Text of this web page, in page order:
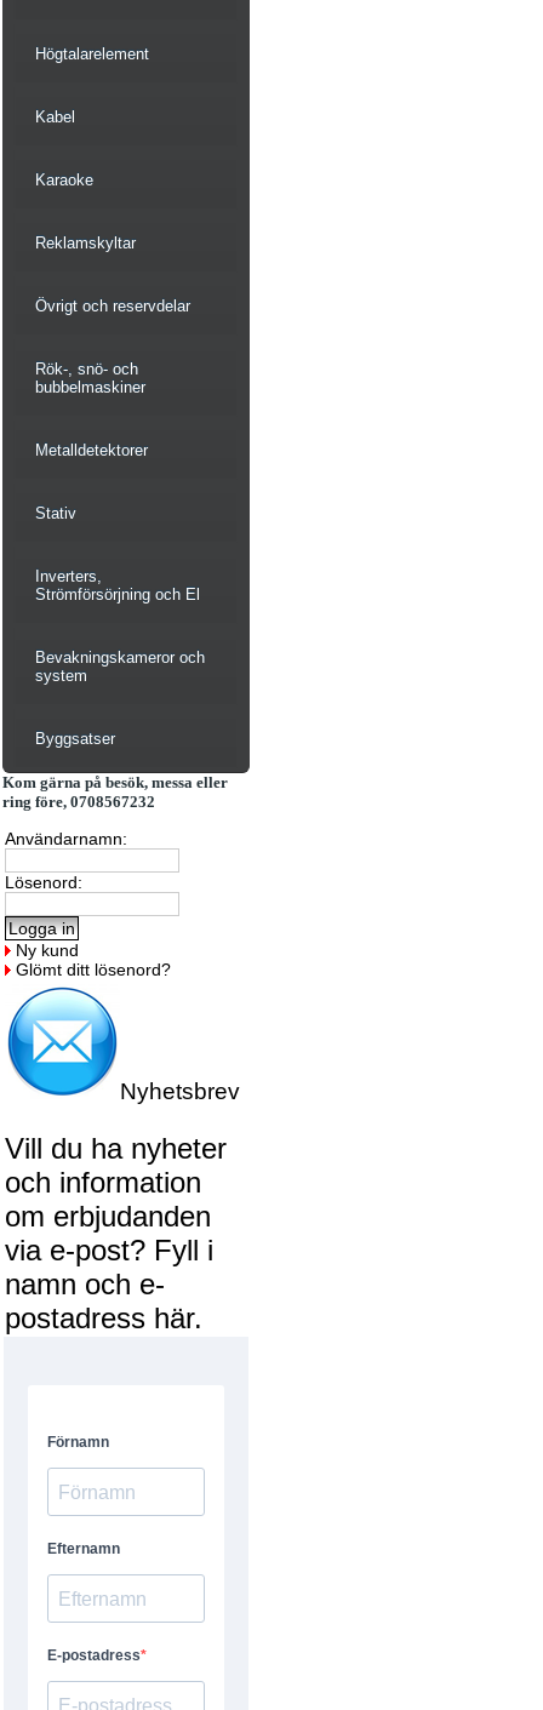
Högtalarelement
Kabel
Karaoke
Reklamskyltar
Övrigt och reservdelar
Rök-, snö- och
bubbelmaskiner
Metalldetektorer
Stativ
Inverters,
Strömförsörjning och El
Bevakningskameror och
system
Byggsatser
Kom gärna på besök, messa eller
ring före, 0708567232
Användarnamn:
Lösenord:
Ny kund
Glömt ditt lösenord?
Nyhetsbrev
Vill du ha nyheter
och information
om erbjudanden
via e-post? Fyll i
namn och e-
postadress här.